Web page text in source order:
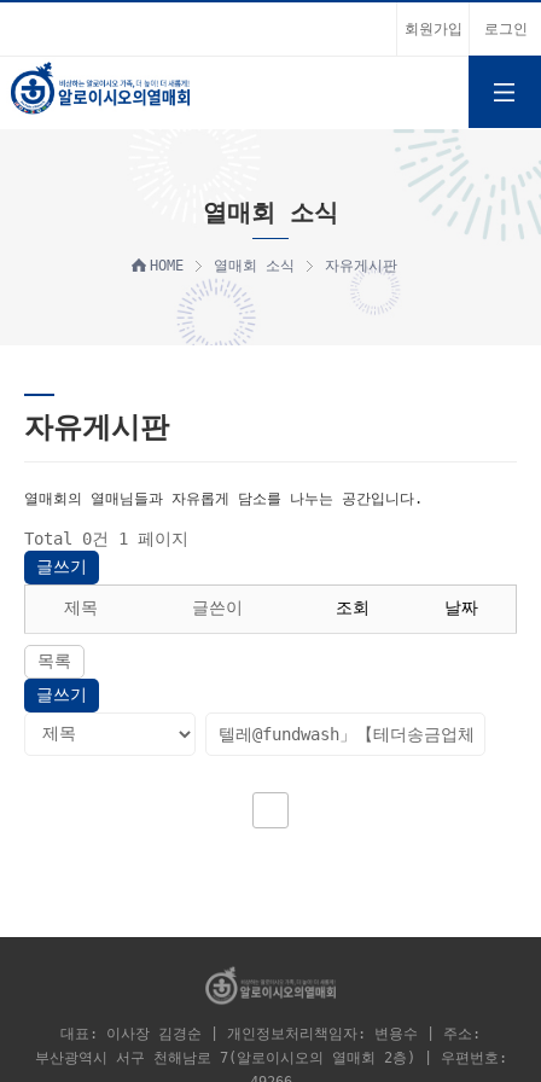
회원가입 로그인
열매회 소식
HOME 열매회 소식 자유게시판
자유게시판
열매회의 열매님들과 자유롭게 담소를 나누는 공간입니다.
Total 0건
1 페이지
글쓰기
제목 글쓴이 조회 날짜
목록
글쓰기
대표: 이사장 김경순 | 개인정보처리책임자: 변용수 | 주소:
부산광역시 서구 천해남로 7(알로이시오의 열매회 2층) | 우편번호: